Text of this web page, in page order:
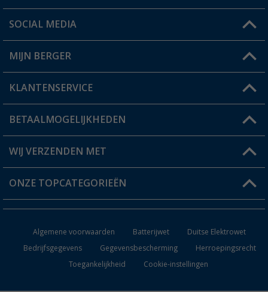
Een vraag?
Winkel vinden
SOCIAL MEDIA
MIJN BERGER
Mijn account
Status bestelling
Verlanglijstje
KLANTENSERVICE
FAQ & Contact
Verzendinformatie
Catalogus
BETAALMOGELIJKHEDEN
WIJ VERZENDEN MET
ONZE TOPCATEGORIEËN
Keukenaccessoires
Campingmeubilair
Algemene voorwaarden Batterijwet
Duitse Elektrowet
Bedrijfsgegevens
Gegevensbescherming
Herroepingsrecht
Toegankelijkheid
Cookie-instellingen